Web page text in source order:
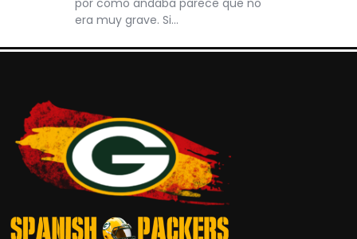
por como andaba parece que no
era muy grave. Si…